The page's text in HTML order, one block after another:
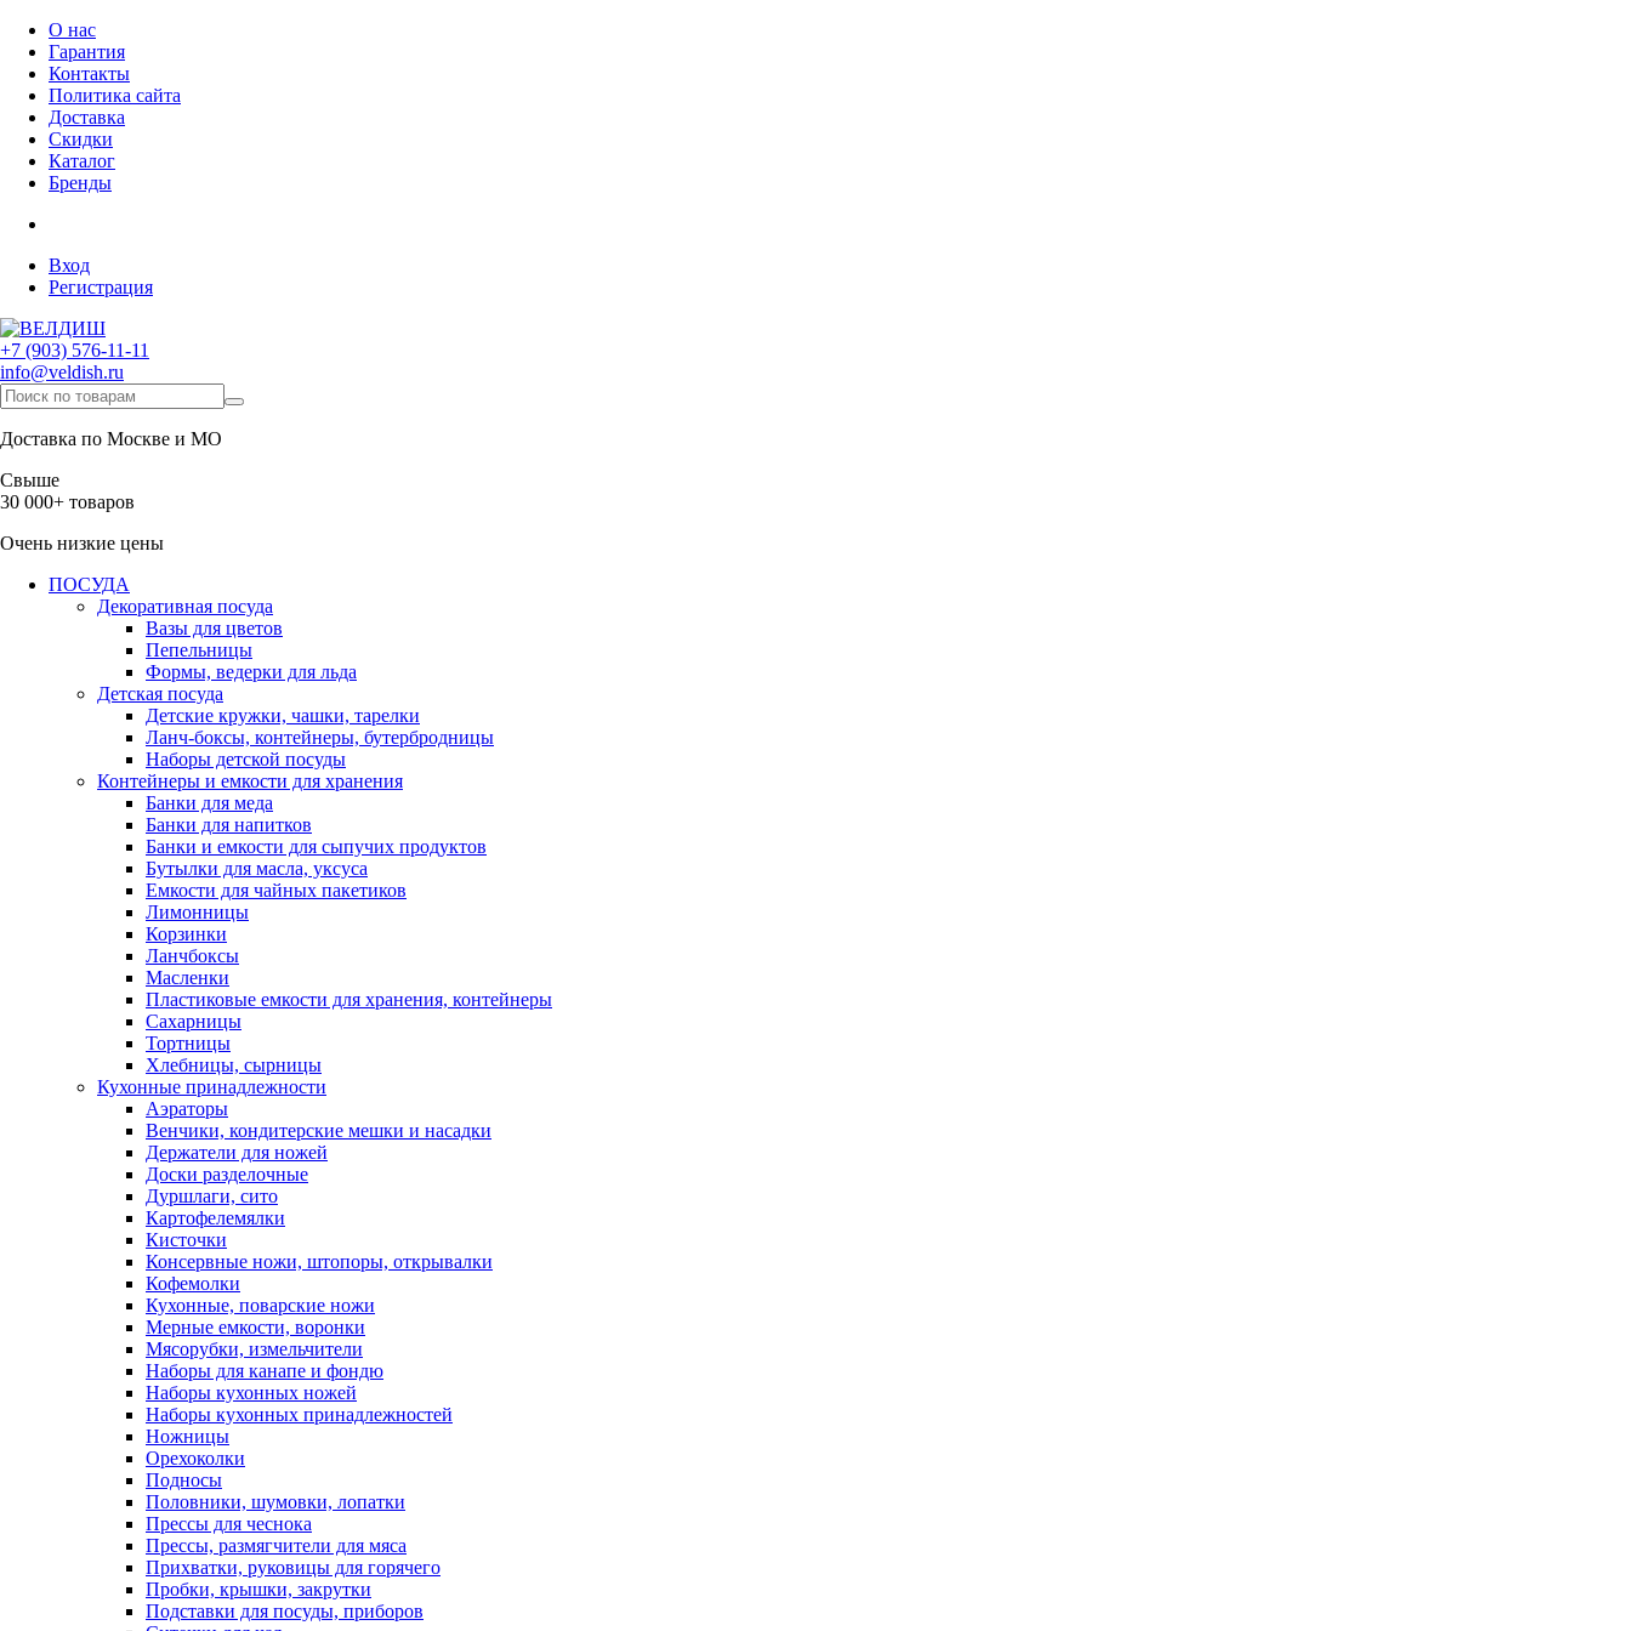
О нас
Гарантия
Контакты
Политика сайта
Доставка
Скидки
Каталог
Бренды
Вход
Регистрация
+7 (903) 576-11-11
info@veldish.ru
Доставка по Москве и МО
Свыше
30 000+ товаров
Очень низкие цены
ПОСУДА
Декоративная посуда
Вазы для цветов
Пепельницы
Формы, ведерки для льда
Детская посуда
Детские кружки, чашки, тарелки
Ланч-боксы, контейнеры, бутербродницы
Наборы детской посуды
Контейнеры и емкости для хранения
Банки для меда
Банки для напитков
Банки и емкости для сыпучих продуктов
Бутылки для масла, уксуса
Емкости для чайных пакетиков
Лимонницы
Корзинки
Ланчбоксы
Масленки
Пластиковые емкости для хранения, контейнеры
Сахарницы
Тортницы
Хлебницы, сырницы
Кухонные принадлежности
Аэраторы
Венчики, кондитерские мешки и насадки
Держатели для ножей
Доски разделочные
Дуршлаги, сито
Картофелемялки
Кисточки
Консервные ножи, штопоры, открывалки
Кофемолки
Кухонные, поварские ножи
Мерные емкости, воронки
Мясорубки, измельчители
Наборы для канапе и фондю
Наборы кухонных ножей
Наборы кухонных принадлежностей
Ножницы
Орехоколки
Подносы
Половники, шумовки, лопатки
Прессы для чеснока
Прессы, размягчители для мяса
Прихватки, руковицы для горячего
Пробки, крышки, закрутки
Подставки для посуды, приборов